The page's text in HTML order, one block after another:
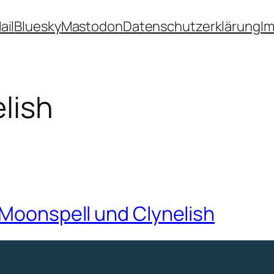
BlueskyMastodonDatenschutzerklärung
und Clynelish